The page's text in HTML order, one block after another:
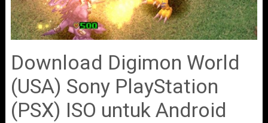
Download Digimon World
(USA) Sony PlayStation
(PSX) ISO untuk Android